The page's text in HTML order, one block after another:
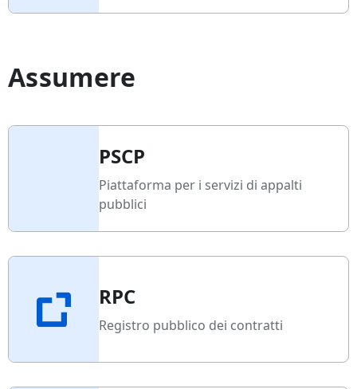
Assumere
PSCP
Piattaforma per i servizi di appalti
pubblici
RPC
Registro pubblico dei contratti